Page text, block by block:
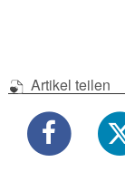
Artikel teilen